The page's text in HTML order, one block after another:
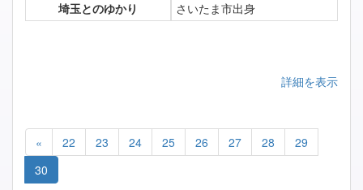
埼玉とのゆかり
さいたま市出身
詳細を表示
« 22 23 24 25 26 27 28
29
30